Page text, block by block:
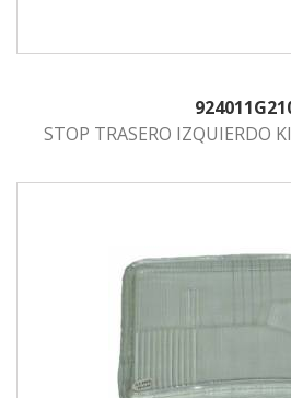
STOP TRASERO IZQUIERDO